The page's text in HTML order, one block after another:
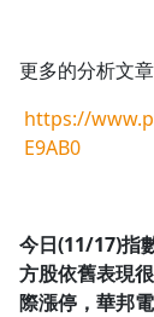
更多的分析文
https://
E9AB0
今日(11/17)指
方股依舊表現
際漲停，華邦